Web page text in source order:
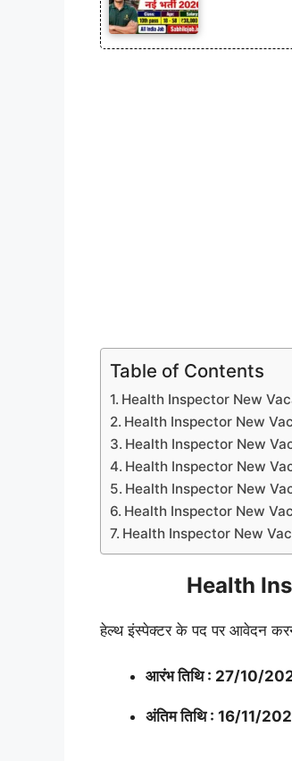
Table of Contents
Health Inspector New
Health Inspector New
Health Inspector New
Health Inspector New
Health Inspector New
Health Inspector New
Health Inspector New
Health
हेल्थ इंस्पेक्टर के पद पर आवेदन करने
आरंभ तिथि : 27/10/
अंतिम तिथि : 16/11/